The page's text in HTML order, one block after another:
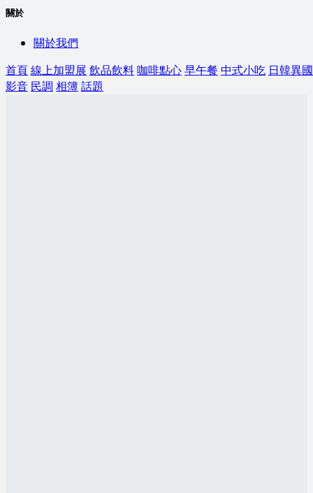
關於
關於我們
首頁線上加盟展 飲品飲料咖啡點心早午餐 中式小吃 日韓異國
影音 民調 相簿話題